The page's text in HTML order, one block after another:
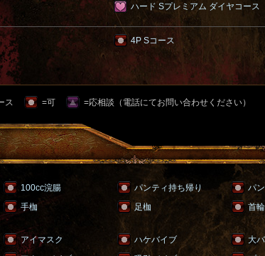
ハード Sプレミアム ダイヤコース
4P Sコース
ス =可 =応相談（電話にてお問い合わせください）
100cc浣腸 パンティ持ち帰り
パ
手枷 足枷 首輪
アイマスク ハケバイブ
大